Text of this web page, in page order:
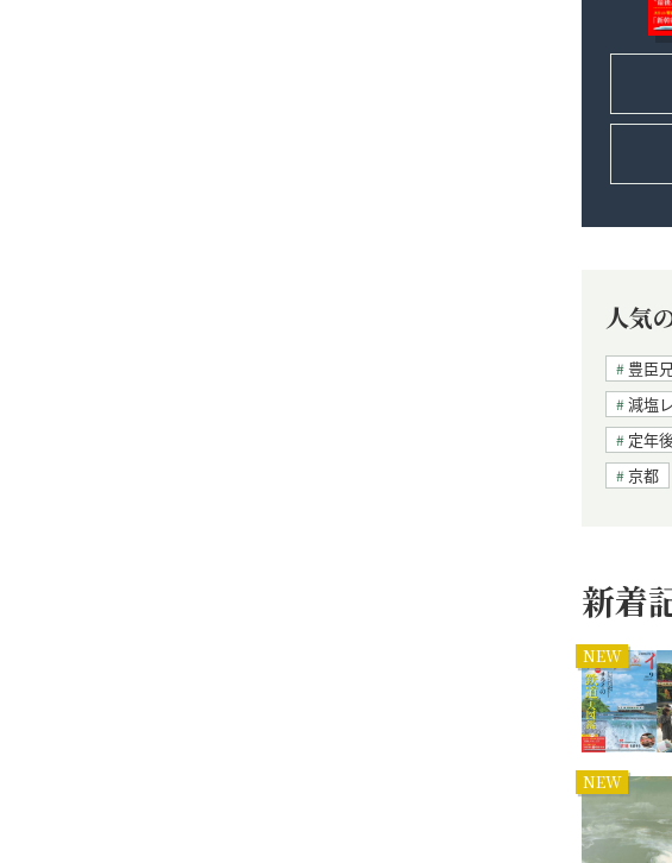
人気
豊臣
減塩
定年
京都
新着
NEW
NEW